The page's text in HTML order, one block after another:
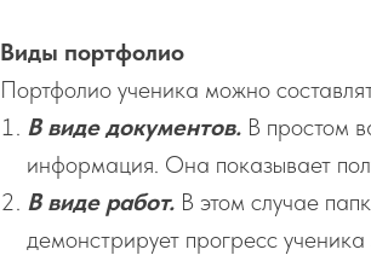
Виды портфолио
Портфолио ученика можно
В виде документов. В простом
информация. Она показывает
В виде работ. В этом случае
демонстрирует прогресс